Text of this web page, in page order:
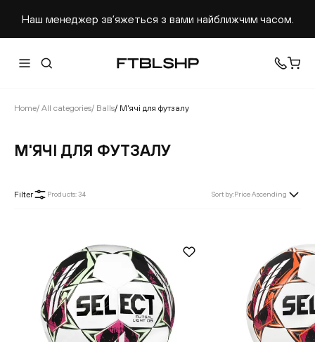
Наш менеджер звʼяжеться з вами найближчим часом.
Home/ All categories/ Balls/ М'ячі для футзалу
М'ЯЧІ ДЛЯ ФУТЗАЛУ
Filter Products:34 Sort by:Price Ascending